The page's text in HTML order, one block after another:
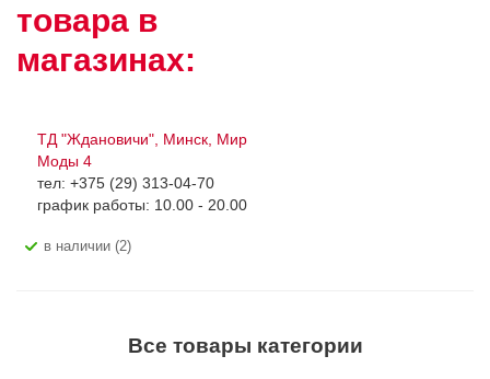
товара в
магазинах:
ТД "Ждановичи", Минск, Мир
Моды 4
тел: +375 (29) 313-04-70
график работы: 10.00 - 20.00
В наличии (2)
Все товары категории